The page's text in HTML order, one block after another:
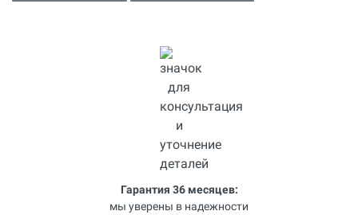
Гарантия 36 месяцев:
мы уверены в надежности